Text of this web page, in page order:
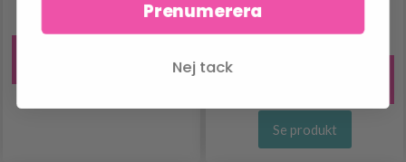
30.95 SEK
Se produkt
Prenumerera
Nej tack